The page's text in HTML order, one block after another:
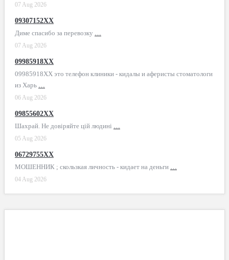
07 Aug 2026
09307152XX
Диме спасибо за перевозку …
07 Aug 2026
09985918XX
09985918XX это телефон клиники - кидалы и аферисты стоматологи
из Харь …
06 Aug 2026
09855602XX
Шахрай. Не довіряйте цій людині …
05 Aug 2026
06729755XX
МОШЕННИК ; скользкая личность - кидает на деньги …
04 Aug 2026